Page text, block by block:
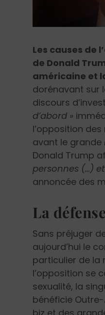
Les causes de
de Donald
américaine et
dorénavant sur
discours
d’abord »
l’opposition
avant le grande
Donald Trump
personnes (…)
annoncée des
La
Sans préjuger
aujourd’hui le
particulier de la
l’opposition se
sexualité, la
bénéficie